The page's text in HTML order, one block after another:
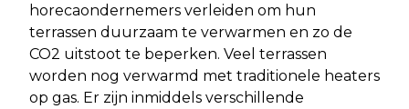
horecaondernemers verleiden om hun
terrassen duurzaam te verwarmen en zo de
CO2 uitstoot te beperken. Veel terrassen
worden nog verwarmd met traditionele heaters
op gas. Er zijn inmiddels verschillende